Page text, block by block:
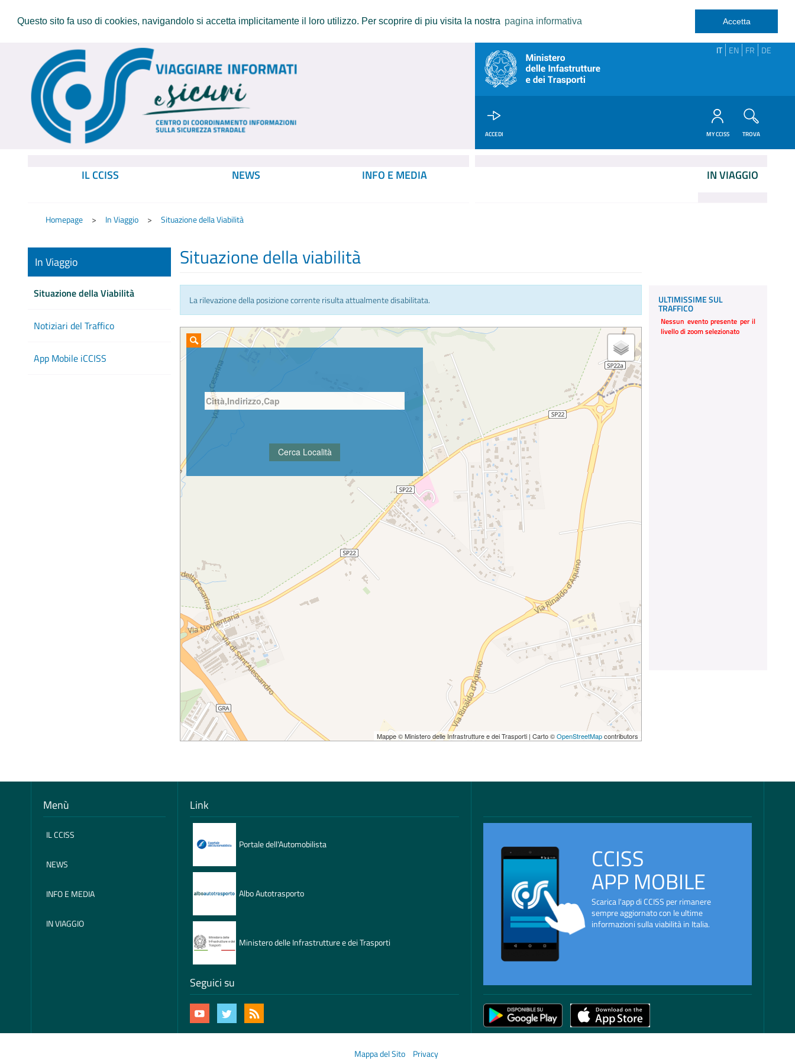
Questo sito fa uso di cookies, navigandolo si accetta implicitamente il loro utilizzo. Per scoprire di piu visita la nostra pagina informativa Accetta
IT EN FR DE
ACCEDI MY CCISS TROVA
IL CCISS NEWS INFO E MEDIA IN VIAGGIO
Homepage In Viaggio Situazione della Viabilità
In Viaggio
Situazione della Viabilità
Notiziari del Traffico
App Mobile iCCISS
Situazione della viabilità
La rilevazione della posizione corrente risulta attualmente disabilitata.
Mappe © Ministero delle Infrastrutture e dei Trasporti | Carto ©OpenStreetMapcontributors
ULTIMISSIME SUL
TRAFFICO
Nessun evento presente per il
livello di zoom selezionato
Menù
IL CCISS
NEWS
INFO E MEDIA
IN VIAGGIO
Link
Portale dell'Automobilista
Albo Autotrasporto
Ministero delle Infrastrutture e dei Trasporti
Seguici su
CCISS
APP MOBILE
Scarica l'app di CCISS per rimanere
sempre aggiornato con le ultime
informazioni sulla viabilità in Italia.
Mappa del Sito Privacy